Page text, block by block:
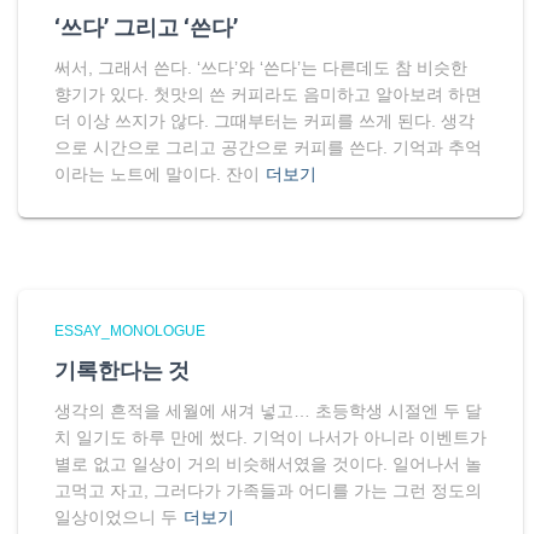
‘쓰다’ 그리고 ‘쓴다’
써서, 그래서 쓴다. ‘쓰다’와 ‘쓴다’는 다른데도 참 비슷한
향기가 있다. 첫맛의 쓴 커피라도 음미하고 알아보려 하면
더 이상 쓰지가 않다. 그때부터는 커피를 쓰게 된다. 생각
으로 시간으로 그리고 공간으로 커피를 쓴다. 기억과 추억
이라는 노트에 말이다. 잔이 더보기
ESSAY_MONOLOGUE
기록한다는 것
생각의 흔적을 세월에 새겨 넣고… 초등학생 시절엔 두 달
치 일기도 하루 만에 썼다. 기억이 나서가 아니라 이벤트가
별로 없고 일상이 거의 비슷해서였을 것이다. 일어나서 놀
고먹고 자고, 그러다가 가족들과 어디를 가는 그런 정도의
일상이었으니 두 더보기